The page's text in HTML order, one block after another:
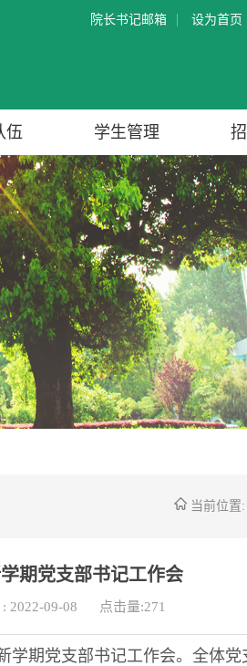
院长书记邮箱 | 设为首页
伍 学生管理
当前位置:
期党支部书记工作会
2022-09-08 点击量:271
学期党支部书记工作会。全体